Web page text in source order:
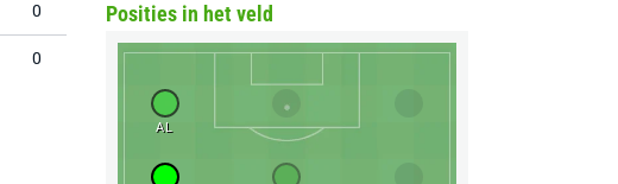
0
0
Posities in het veld
AL